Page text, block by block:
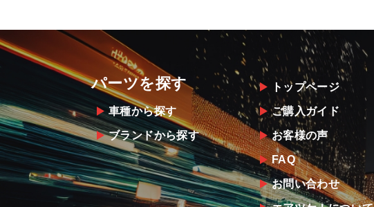
パーツを探す
車種から探す
ブランドから探す
トップページ
ご購入ガイド
お客様の声
FAQ
お問い合わせ